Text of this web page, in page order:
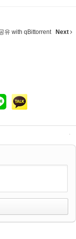
유 with qBittorrent Next